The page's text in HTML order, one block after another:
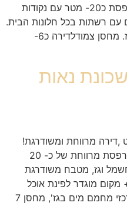
פרטי עם המון מקומות אחסון. מרפסת כ20- מטר עם נקודות
עם רשתות בכל חלונות הבית.
מיזוג מיני מרכזי, מחמם מים על גז. מחסן צמודלדירה כ6-
בשכונת נאות
,דירה מרווחת ומשודרגת!
חלל סלון גדול ונעים עם יציאה למרפסת מרווחת של כ- 20
וגז, מטבח משודרגת
מקום מוגדר לפינת אוכל
חדרי שינה מרווחים, מיזוג מיני מרכזי מחמם מים בגז', מחסן 7